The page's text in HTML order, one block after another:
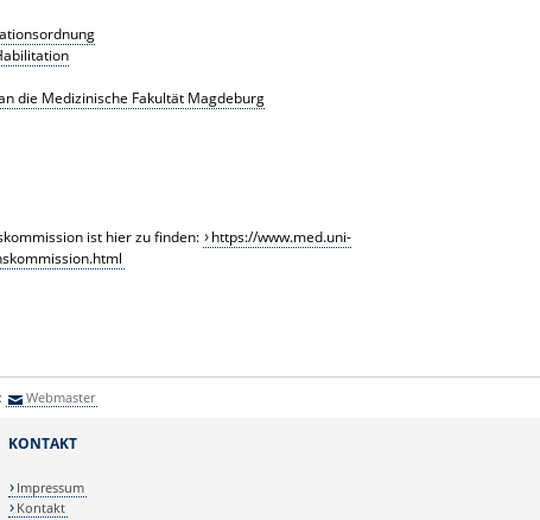
die Medizinische Fakultät Magdeburg
ist hier zu finden:
https://www.med.uni-
Webmaster
KONTAKT
Impressum
Kontakt